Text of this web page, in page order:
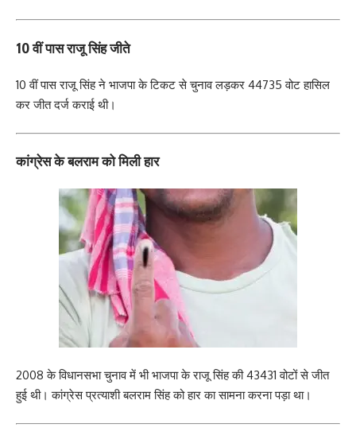
10 वीं पास राजू सिंह जीते
10 वीं पास राजू सिंह ने भाजपा के टिकट से चुनाव लड़कर 44735 वोट हासिल
कर जीत दर्ज कराई थी।
कांग्रेस के बलराम को मिली हार
2008 के विधानसभा चुनाव में भी भाजपा के राजू सिंह की 43431 वोटों से जीत
हुई थी। कांग्रेस प्रत्याशी बलराम सिंह को हार का सामना करना पड़ा था।